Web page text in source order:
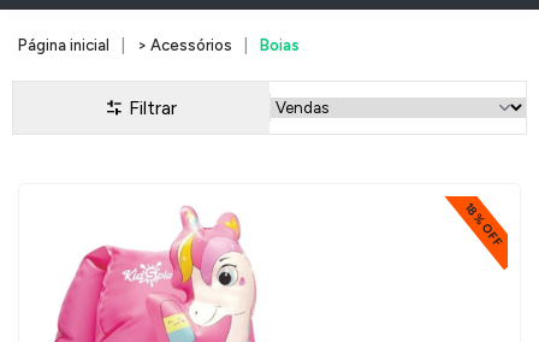
Página inicial > Acessórios Boias
Filtrar
18% OFF